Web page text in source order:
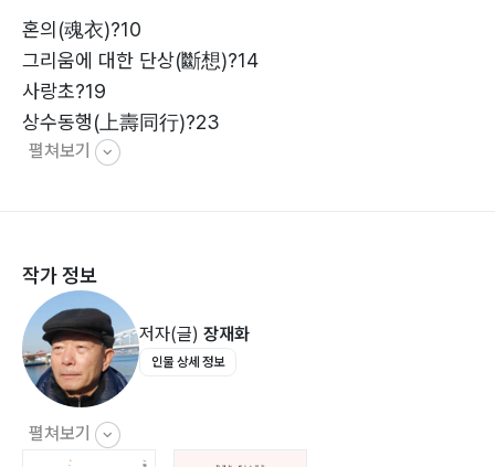
혼의(魂衣)?10
그리움에 대한 단상(斷想)?14
사랑초?19
상수동행(上壽同行)?23
헌화가(獻花歌)?27
사랑의 이중주?43
매일 별거하는 부부?47
꽃등?51
그리움과 끔찍함의 차이?55
2부 행복에 대한 소록(小錄)
펼쳐보기
작가 정보
저자(글) 장재화
인물 상세 정보
펼쳐보기